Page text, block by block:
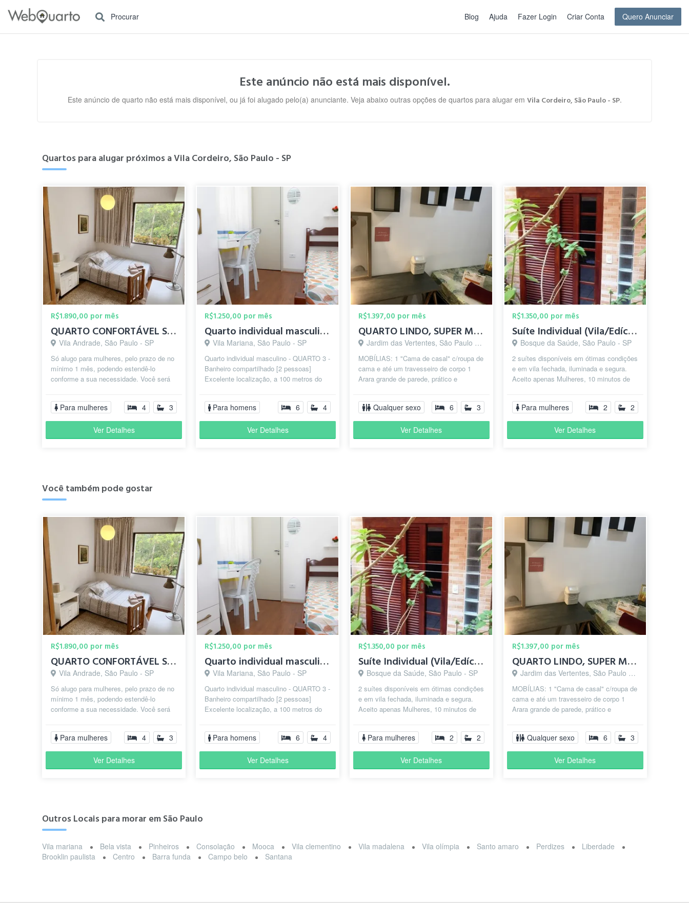
Procurar Blog Ajuda Fazer Login Criar Conta Quero Anunciar
Este anúncio não está mais disponível.
Este anúncio de quarto não está mais disponível, ou já foi alugado pelo(a) anunciante. Veja abaixo outras opções de quartos para alugar em Vila Cordeiro, São Paulo - SP.
Quartos para alugar próximos a Vila Cordeiro, São Paulo - SP
R$1.890,00 por mês
QUARTO CONFORTÁVEL SÓ PARA MULHER
Vila Andrade, São Paulo - SP
Só alugo para mulheres, pelo prazo de no
mínimo 1 mês, podendo estendê-lo
conforme a sua necessidade. Você será
Para mulheres 4 3
Ver Detalhes
R$1.250,00 por mês
Quarto individual masculino (n° 3) / metrô Santa Cruz
Vila Mariana, São Paulo - SP
Quarto individual masculino - QUARTO 3 -
Banheiro compartilhado [2 pessoas]
Excelente localização, a 100 metros do
Para homens 6 4
Ver Detalhes
R$1.397,00 por mês
QUARTO LINDO, SUPER MOBILIADO
Jardim das Vertentes, São Paulo - SP
MOBÍLIAS: 1 "Cama de casal" c/roupa de
cama e até um travesseiro de corpo 1
Arara grande de parede, prático e
Qualquer sexo 6 3
Ver Detalhes
R$1.350,00 por mês
Suíte Individual (Vila/Edícula)-Bosque Da Saúde-5 min.Metrô
Bosque da Saúde, São Paulo - SP
2 suítes disponíveis em ótimas condições
e em vila fechada, iluminada e segura.
Aceito apenas Mulheres, 10 minutos de
Para mulheres 2 2
Ver Detalhes
Você também pode gostar
R$1.890,00 por mês
QUARTO CONFORTÁVEL SÓ PARA MULHER
Vila Andrade, São Paulo - SP
Só alugo para mulheres, pelo prazo de no
mínimo 1 mês, podendo estendê-lo
conforme a sua necessidade. Você será
Para mulheres 4 3
Ver Detalhes
R$1.250,00 por mês
Quarto individual masculino (n° 3) / metrô Santa Cruz
Vila Mariana, São Paulo - SP
Quarto individual masculino - QUARTO 3 -
Banheiro compartilhado [2 pessoas]
Excelente localização, a 100 metros do
Para homens 6 4
Ver Detalhes
R$1.350,00 por mês
Suíte Individual (Vila/Edícula)-Bosque Da Saúde-5 min.Metrô
Bosque da Saúde, São Paulo - SP
2 suítes disponíveis em ótimas condições
e em vila fechada, iluminada e segura.
Aceito apenas Mulheres, 10 minutos de
Para mulheres 2 2
Ver Detalhes
R$1.397,00 por mês
QUARTO LINDO, SUPER MOBILIADO
Jardim das Vertentes, São Paulo - SP
MOBÍLIAS: 1 "Cama de casal" c/roupa de
cama e até um travesseiro de corpo 1
Arara grande de parede, prático e
Qualquer sexo 6 3
Ver Detalhes
Outros Locais para morar em São Paulo
Vila mariana Bela vista Pinheiros Consolação Mooca Vila clementino Vila madalena Vila olímpia Santo amaro Perdizes
Liberdade
Brooklin paulista
Centro Barra funda Campo belo Santana